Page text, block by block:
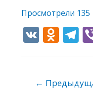
Просмотрели 135
V O
o
T
←